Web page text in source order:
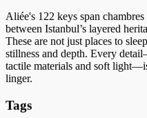
Aliée's 122 keys span
between Istanbul’s layered
These are not just places to
stillness and depth. Every
tactile materials and soft
linger.
Tags